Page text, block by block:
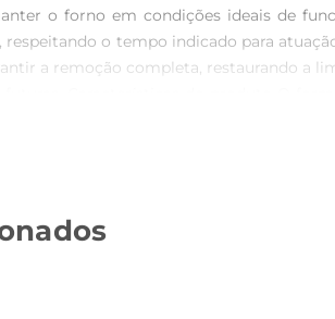
o forno em condições ideais de
o tempo indicado para
a remoção completa, restaurando a
Bombril, reconhecido pela